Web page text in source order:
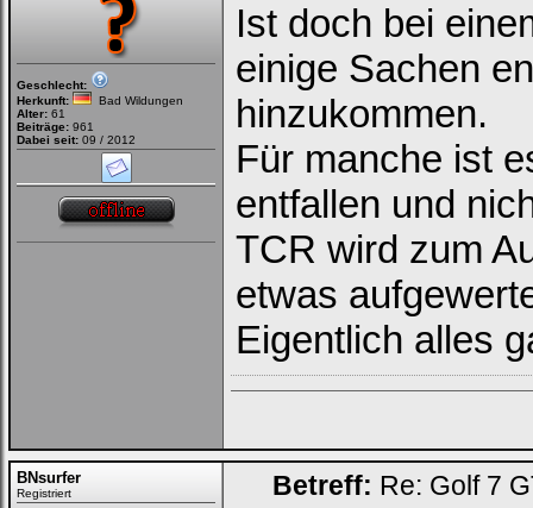
Geschlecht:
Herkunft:
Bad Wildungen
Alter: 61
Beiträge: 961
Dabei seit: 09 / 2012
Ist doch bei
einige Sachen
hinzukommen.
Für manche ist
entfallen und
TCR wird zum
etwas
Eigentlich alles
BNsurfer
Registriert Betreff: Re: Golf 7